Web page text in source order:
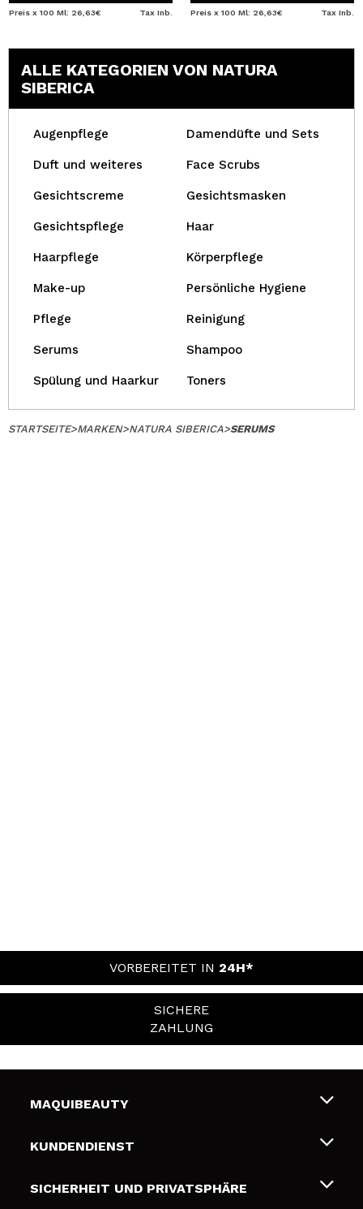
Preis x 100 Ml: 26,63€ Tax Inb. Preis x 100 Ml: 26,63€ Tax Inb.
ALLE KATEGORIEN VON NATURA
SIBERICA
Augenpflege Damendüfte und Sets
Duft und weiteres Face Scrubs
Gesichtscreme Gesichtsmasken
Gesichtspflege Haar
Haarpflege Körperpflege
Make-up Persönliche Hygiene
Pflege Reinigung
Serums Shampoo
Spülung und Haarkur Toners
STARTSEITE>MARKEN>NATURA SIBERICA>SERUMS
VORBEREITET IN 24H*
SICHERE
ZAHLUNG
MAQUIBEAUTY
Über uns
Geschenkkarten
KUNDENDIENST
Liefer- und Versandkosten
SICHERHEIT UND PRIVATSPHÄRE